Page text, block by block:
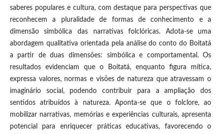
saberes populares e cultura, com destaque para perspectivas que
reconhecem a pluralidade de formas de conhecimento e a
dimensão simbólica das narrativas folclóricas. Adota-se uma
abordagem qualitativa orientada pela análise do conto do Boitatá
a partir de duas dimensões: simbólica e comportamental. Os
resultados evidenciam que o Boitatá, enquanto figura mítica,
expressa valores, normas e visões de natureza que atravessam o
imaginário social, podendo contribuir para a ampliação dos
sentidos atribuídos à natureza. Aponta-se que o folclore, ao
mobilizar narrativas, memórias e experiências culturais, apresenta
potencial para enriquecer práticas educativas, favorecendo o